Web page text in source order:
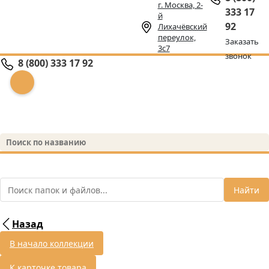
г. Москва, 2-
й
Лихачёвский
переулок,
3с7
333 17
92
Заказать
звонок
8 (800) 333 17 92
Найти
Назад
В начало коллекции